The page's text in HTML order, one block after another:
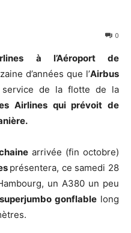
0
à l’Aéroport de
d’années que l’Airbus
de la flotte de la
Airlines qui prévoit de
arrivée (fin octobre)
présentera, ce samedi 28
un A380 un peu
superjumbo gonflablelong